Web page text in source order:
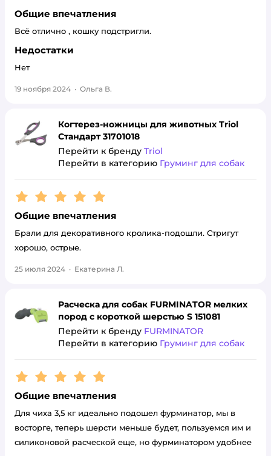
Общие впечатления
Всё отлично , кошку подстригли.
Недостатки
Нет
19 ноября 2024 · Ольга В.
Когтерез-ножницы для животных Triol
Стандарт 31701018
Перейти к бренду Triol
Перейти в категорию Груминг для собак
Рейтинг:5
Общие впечатления
Брали для декоративного кролика-подошли. Стригут
хорошо, острые.
25 июля 2024 · Екатерина Л.
Расческа для собак FURMINATOR мелких
пород с короткой шерстью S 151081
Перейти к бренду FURMINATOR
Перейти в категорию Груминг для собак
Рейтинг:5
Общие впечатления
Для чиха 3,5 кг идеально подошел фурминатор, мы в
восторге, теперь шерсти меньше будет, пользуемся им и
силиконовой расческой еще, но фурминатором удобнее